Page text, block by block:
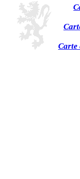
Carte